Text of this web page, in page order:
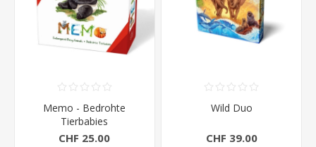
Memo - Bedrohte
Tierbabies
CHF 25.00
Wild Duo
CHF 39.00